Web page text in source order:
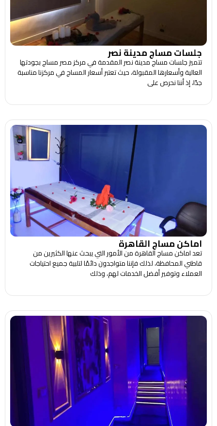
جلسات مساج مدينة نصر
تتميز جلسات مساج مدينة نصر المقدمة في مركز مصر مساج بجودتها
العالية وأسعارها المقبولة، حيث تعتبر أسعار المساج في مركزنا مناسبة
جدًا، إذ أننا نحرص على
اماكن مساج القاهرة
تعد اماكن مساج القاهرة من الأمور التي يبحث عنها الكثيرين من
قاطني المحافظة، لذلك فإننا متواجدون دائمًا لتلبية جميع احتياجات
العملاء وتوفير أفضل الخدمات لهم، وذلك